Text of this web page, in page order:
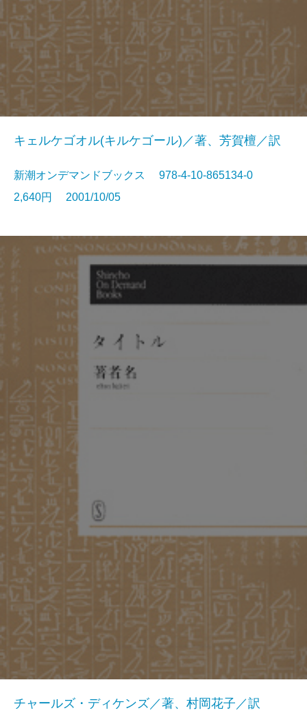
キェルケゴオル(キルケゴール)／著、芳賀檀／訳
新潮オンデマンドブックス 978-4-10-865134-0
2,640円 2001/10/05
チャールズ・ディケンズ／著、村岡花子／訳